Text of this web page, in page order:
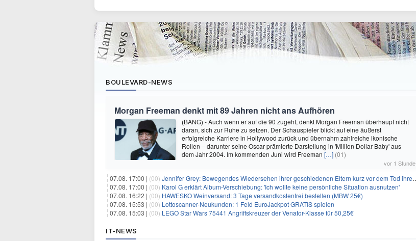
BOULEVARD-NEWS
Morgan Freeman denkt mit 89 Jahren nicht ans Aufhören
(BANG) - Auch wenn er auf die 90 zugeht, denkt Morgan Freeman überhaupt nicht
daran, sich zur Ruhe zu setzen. Der Schauspieler blickt auf eine äußerst
erfolgreiche Karriere in Hollywood zurück und übernahm zahlreiche ikonische
Rollen – darunter seine Oscar-prämierte Darstellung in 'Million Dollar Baby' aus
dem Jahr 2004. Im kommenden Juni wird Freeman […] (01)
vor 1 Stunde
07.08. 17:00 | (00) Jennifer Grey: Bewegendes Wiedersehen ihrer geschiedenen Eltern kurz vor dem Tod ihrer Mutter
07.08. 17:00 | (00) Karol G erklärt Album-Verschiebung: 'Ich wollte keine persönliche Situation ausnutzen'
07.08. 16:22 | (00) HAWESKO Weinversand: 3 Tage versandkostenfrei bestellen (MBW 25€)
07.08. 15:53 | (00) Lottoscanner-Neukunden: 1 Feld EuroJackpot GRATIS spielen
07.08. 15:03 | (00) LEGO Star Wars 75441 Angriffskreuzer der Venator-Klasse für 50,25€
IT-NEWS